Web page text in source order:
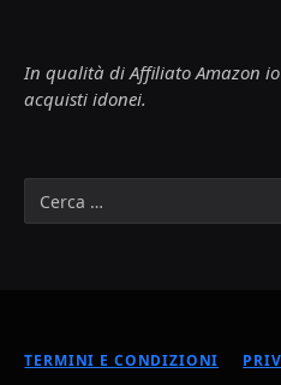
In qualità di Affiliato Amazon
acquisti idonei.
TERMINI E CONDIZIONI